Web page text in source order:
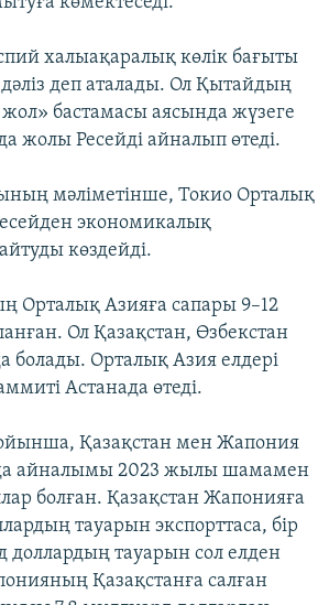
халыақаралық көлік бағыты
деп аталады. Ол Қытайдың
жол» бастамасы аясында жүзеге
жолы Ресейді айналып өтеді.
мәліметінше, Токио Орталық
экономикалық
көздейді.
Орталық Азияға сапары 9–12
Ол Қазақстан, Өзбекстан
болады. Орталық Азия елдері
Астанада өтеді.
Қазақстан мен Жапония
айналымы 2023 жылы шамамен
болған. Қазақстан Жапонияға
тауарын экспорттаса, бір
тауарын сол елден
Қазақстанға салған